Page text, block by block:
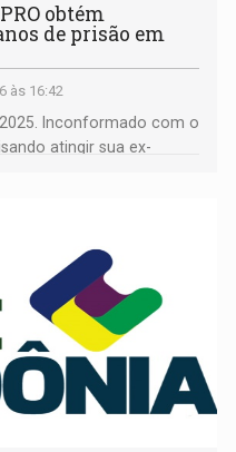
obtém
de prisão em
às 16:42
Inconformado com o
atingir sua ex-